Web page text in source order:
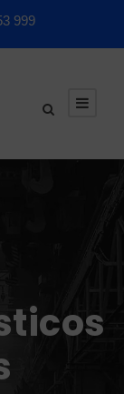
999